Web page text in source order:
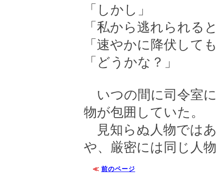
「しかし」
「私から逃れられる
「速やかに降伏して
「どうかな？」
いつの間に司令室
物が包囲していた。
見知らぬ人物では
や、厳密には同じ人
≪ 前のページ